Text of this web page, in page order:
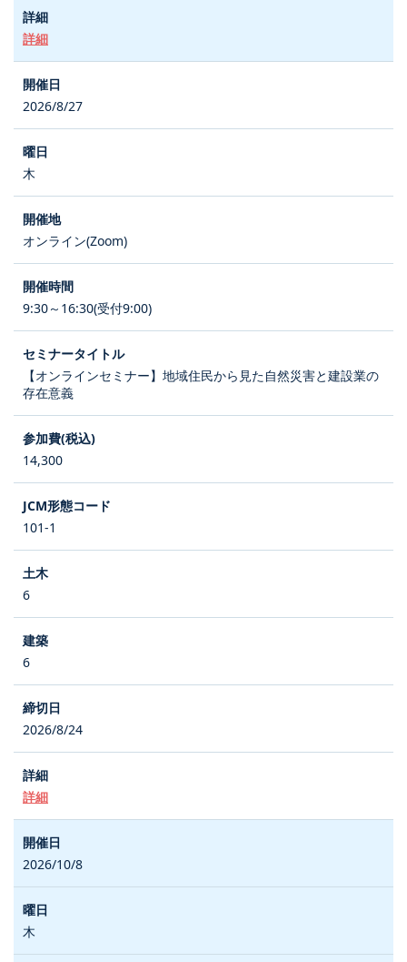
詳細
2026/8/27
木
オンライン(Zoom)
9:30～16:30(受付9:00)
【オンラインセミナー】地域住民から見た自然災害と建設業の
存在意義
14,300
101-1
6
6
2026/8/24
詳細
2026/10/8
木